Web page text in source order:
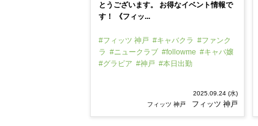
とうございます。 お得なイベント情報で
す！ 《フィッ...
#フィッツ 神戸 #キャバクラ #ファンク
ラ #ニュークラブ #followme #キャバ嬢
#グラビア #神戸 #本日出勤
2025.09.24 (水)
フィッツ 神戸
フィッツ 神戸